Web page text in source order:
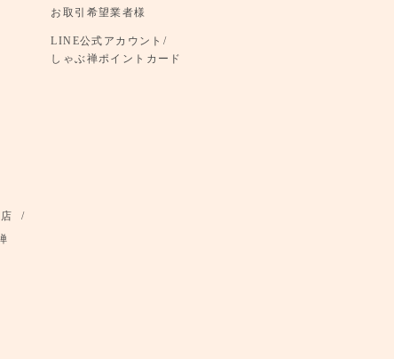
お取引希望業者様
LINE公式アカウント/
しゃぶ禅ポイントカード